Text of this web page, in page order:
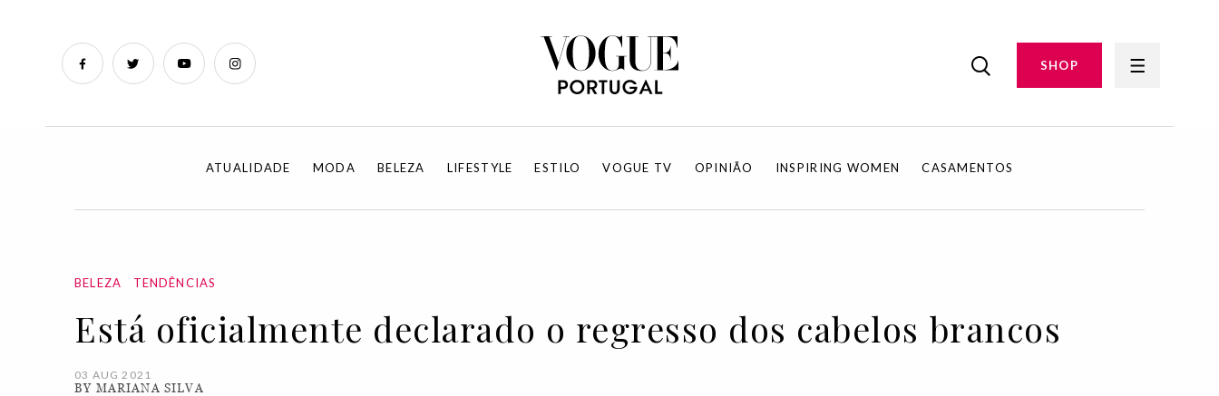
SHOP
ATUALIDADE MODA BELEZA LIFESTYLE ESTILO VOGUE TV OPINIÃO INSPIRING WOMEN CASAMENTOS
BELEZA TENDÊNCIAS
Está oficialmente declarado o regresso dos cabelos brancos
03 AUG 2021
BY MARIANA SILVA